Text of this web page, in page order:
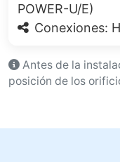
POWER-U/E)
Conexiones:
Antes de la
posición de los